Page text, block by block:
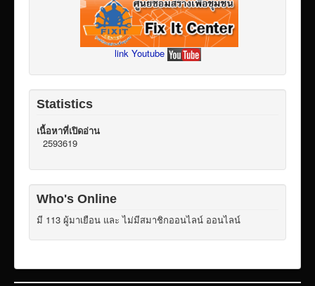
link Youtube
Statistics
เนื้อหาที่เปิดอ่าน
2593619
Who's Online
มี 113 ผู้มาเยือน และ ไม่มีสมาชิกออนไลน์ ออนไลน์